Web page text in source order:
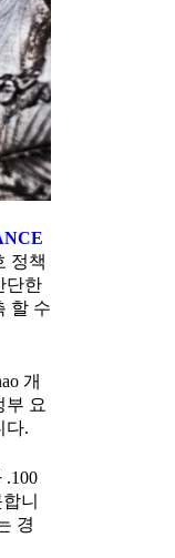
정책
단한
할 수
개
부 요
다.
.100
니
경